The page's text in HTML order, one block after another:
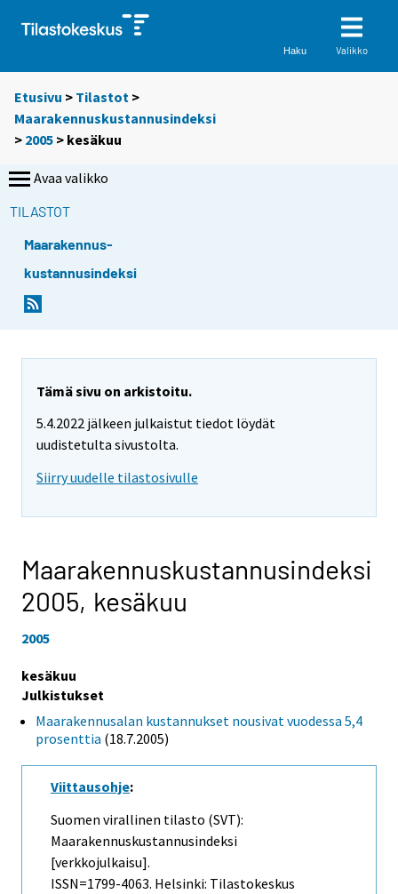
Haku Valikko
Etusivu > Tilastot >
Maarakennuskustannusindeksi
> 2005 > kesäkuu
Avaa valikko
TILASTOT
Maarakennus-
kustannusindeksi
Tämä sivu on arkistoitu.
5.4.2022 jälkeen julkaistut tiedot löydät
uudistetulta sivustolta.
Siirry uudelle tilastosivulle
Maarakennuskustannusindeksi
2005, kesäkuu
2005
kesäkuu
Julkistukset
Maarakennusalan kustannukset nousivat vuodessa 5,4
prosenttia (18.7.2005)
Viittausohje:
Suomen virallinen tilasto (SVT):
Maarakennuskustannusindeksi
[verkkojulkaisu].
ISSN=1799-4063. Helsinki: Tilastokeskus